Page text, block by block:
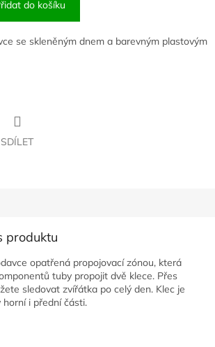
do košíku
se skleněným dnem a barevným plastovým
SDÍLET
produktu
opatřená propojovací zónou, která
tuby propojit dvě klece. Přes
sledovat zvířátka po celý den. Klec je
i přední části.